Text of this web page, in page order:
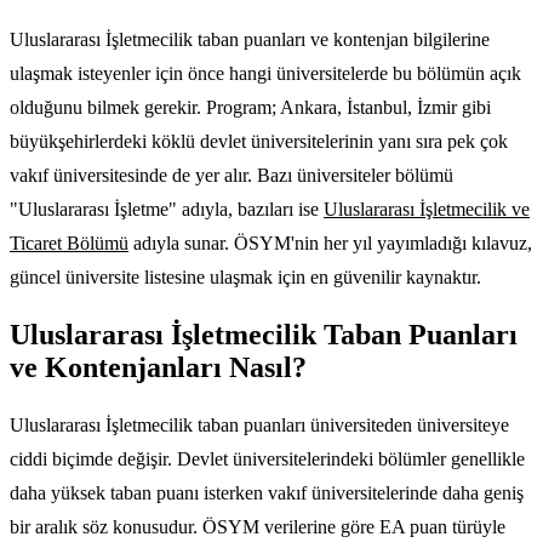
Uluslararası İşletmecilik taban puanları ve kontenjan bilgilerine
ulaşmak isteyenler için önce hangi üniversitelerde bu bölümün açık
olduğunu bilmek gerekir. Program; Ankara, İstanbul, İzmir gibi
büyükşehirlerdeki köklü devlet üniversitelerinin yanı sıra pek çok
vakıf üniversitesinde de yer alır. Bazı üniversiteler bölümü
"Uluslararası İşletme" adıyla, bazıları ise Uluslararası İşletmecilik ve
Ticaret Bölümü adıyla sunar. ÖSYM'nin her yıl yayımladığı kılavuz,
güncel üniversite listesine ulaşmak için en güvenilir kaynaktır.
Uluslararası İşletmecilik Taban Puanları
ve Kontenjanları Nasıl?
Uluslararası İşletmecilik taban puanları üniversiteden üniversiteye
ciddi biçimde değişir. Devlet üniversitelerindeki bölümler genellikle
daha yüksek taban puanı isterken vakıf üniversitelerinde daha geniş
bir aralık söz konusudur. ÖSYM verilerine göre EA puan türüyle